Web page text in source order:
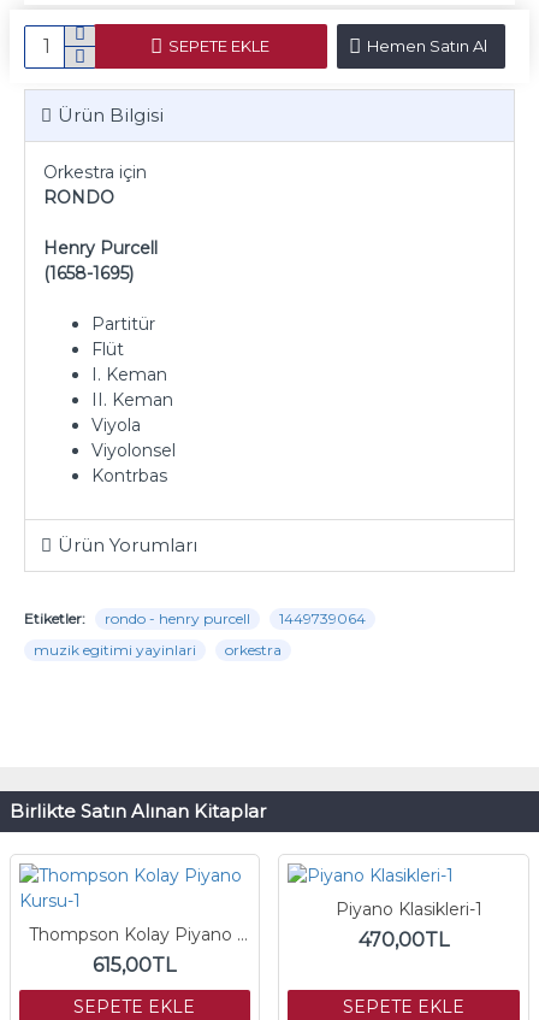
SEPETE EKLE Hemen Satın Al
Ürün Bilgisi
Orkestra için
RONDO
Henry Purcell
(1658-1695)
Partitür
Flüt
I. Keman
II. Keman
Viyola
Viyolonsel
Kontrbas
Ürün Yorumları
Etiketler: rondo - henry purcell
1449739064
muzik egitimi yayinlari
orkestra
Birlikte Satın Alınan Kitaplar
Thompson Kolay Piyano Kursu-1
615,00TL
SEPETE EKLE
Piyano Klasikleri-1
470,00TL
SEPETE EKLE